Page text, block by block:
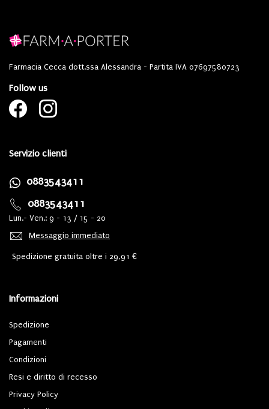
Farmacia Cecca dott.ssa Alessandra - Partita IVA 07697580723
Follow us
Servizio clienti
0883543411
0883543411
Lun.- Ven.: 9 - 13 / 15 - 20
Messaggio immediato
Spedizione gratuita oltre i 29,91 €
Informazioni
Spedizione
Pagamenti
Condizioni
Resi e diritto di recesso
Privacy Policy